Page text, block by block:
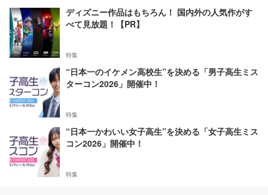
ディズニー作品はもちろん！ 国内外の人気作がす
べて見放題！【PR】
特集
“日本一のイケメン高校生”を決める「男子高生ミス
ターコン2026」開催中！
特集
“日本一かわいい女子高生”を決める「女子高生ミス
コン2026」開催中！
特集